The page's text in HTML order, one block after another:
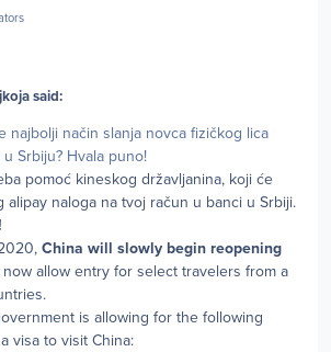
said:
najbolji način slanja novca fizičkog lica
Srbiju? Hvala puno!
pomoć kineskog državljanina, koji će
alipay naloga na tvoj račun u banci u Srbiji.
China will slowly begin reopening
now allow entry for select travelers from a
is allowing for the following
visa to visit China: